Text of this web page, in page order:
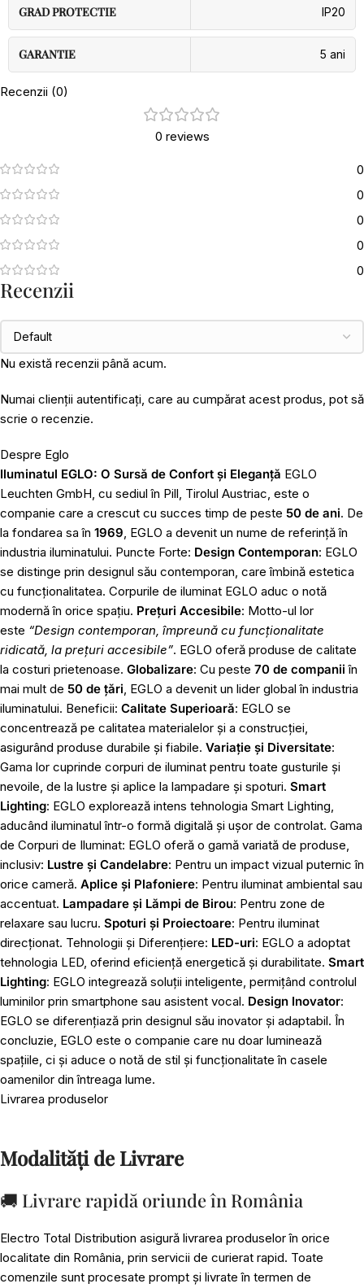
GRAD PROTECTIE IP20
GARANTIE 5 ani
Recenzii (0)
0 reviews
0
0
0
0
0
Recenzii
Nu există recenzii până acum.
Numai clienții autentificați, care au cumpărat acest produs, pot să
scrie o recenzie.
Despre Eglo
Iluminatul EGLO: O Sursă de Confort și Eleganță EGLO
Leuchten GmbH, cu sediul în Pill, Tirolul Austriac, este o
companie care a crescut cu succes timp de peste 50 de ani. De
la fondarea sa în 1969, EGLO a devenit un nume de referință în
industria iluminatului. Puncte Forte: Design Contemporan: EGLO
se distinge prin designul său contemporan, care îmbină estetica
cu funcționalitatea. Corpurile de iluminat EGLO aduc o notă
modernă în orice spațiu. Prețuri Accesibile: Motto-ul lor
este “Design contemporan, împreună cu funcționalitate
ridicată, la prețuri accesibile”. EGLO oferă produse de calitate
la costuri prietenoase. Globalizare: Cu peste 70 de companii în
mai mult de 50 de țări, EGLO a devenit un lider global în industria
iluminatului. Beneficii: Calitate Superioară: EGLO se
concentrează pe calitatea materialelor și a construcției,
asigurând produse durabile și fiabile. Variație și Diversitate:
Gama lor cuprinde corpuri de iluminat pentru toate gusturile și
nevoile, de la lustre și aplice la lampadare și spoturi. Smart
Lighting: EGLO explorează intens tehnologia Smart Lighting,
aducând iluminatul într-o formă digitală și ușor de controlat. Gama
de Corpuri de Iluminat: EGLO oferă o gamă variată de produse,
inclusiv: Lustre și Candelabre: Pentru un impact vizual puternic în
orice cameră. Aplice și Plafoniere: Pentru iluminat ambiental sau
accentuat. Lampadare și Lămpi de Birou: Pentru zone de
relaxare sau lucru. Spoturi și Proiectoare: Pentru iluminat
direcționat. Tehnologii și Diferențiere: LED-uri: EGLO a adoptat
tehnologia LED, oferind eficiență energetică și durabilitate. Smart
Lighting: EGLO integrează soluții inteligente, permițând controlul
luminilor prin smartphone sau asistent vocal. Design Inovator:
EGLO se diferențiază prin designul său inovator și adaptabil. În
concluzie, EGLO este o companie care nu doar luminează
spațiile, ci și aduce o notă de stil și funcționalitate în casele
oamenilor din întreaga lume.
Livrarea produselor
Modalități de Livrare
🚚 Livrare rapidă oriunde în România
Electro Total Distribution asigură livrarea produselor în orice
localitate din România, prin servicii de curierat rapid. Toate
comenzile sunt procesate prompt și livrate în termen de